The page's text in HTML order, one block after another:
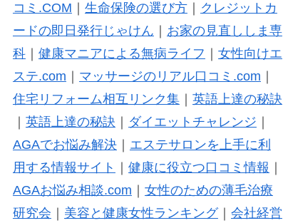
コミ.COM
生命保険の選び方｜
クレジットカ
ードの即日発行じゃけん
お家の見直ししま専
科｜ 健康マニアによる無病ライフ
女性向けエ
ステ.com
マッサージのリアル口コミ.com
住宅リフォーム相互リンク集｜ 英語上達の秘訣
英語上達の秘訣 ダイエットチャレンジ
AGAでお悩み解決｜ エステサロンを上手に利
用する情報サイト
健康に役立つ口コミ情報
AGAお悩み相談.com
女性のための薄毛治療
研究会
美容と健康女性ランキング｜ 会社経営